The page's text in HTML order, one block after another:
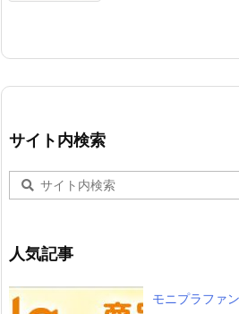
サイト内検索
人気記事
モニプラファ